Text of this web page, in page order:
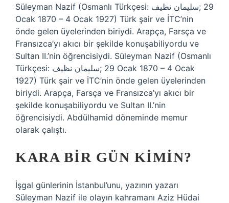
Süleyman Nazif (Osmanlı Türkçesi: سلیمان نظیف;‎ 29
Ocak 1870 – 4 Ocak 1927) Türk şair ve İTC’nin
önde gelen üyelerinden biriydi. Arapça, Farsça ve
Fransızca’yı akıcı bir şekilde konuşabiliyordu ve
Sultan II.’nin öğrencisiydi. Süleyman Nazif (Osmanlı
Türkçesi: سلیمان نظیف;‎ 29 Ocak 1870 – 4 Ocak
1927) Türk şair ve İTC’nin önde gelen üyelerinden
biriydi. Arapça, Farsça ve Fransızca’yı akıcı bir
şekilde konuşabiliyordu ve Sultan II.’nin
öğrencisiydi. Abdülhamid döneminde memur
olarak çalıştı.
KARA BIR GÜN KIMIN?
İşgal günlerinin İstanbul’unu, yazının yazarı
Süleyman Nazif ile olayın kahramanı Aziz Hüdai